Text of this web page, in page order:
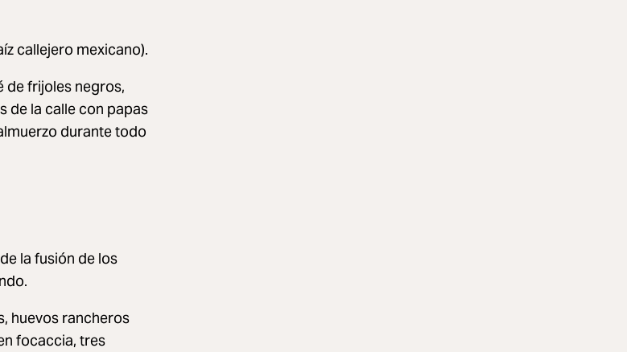
callejero mexicano).
de frijoles negros,
de la calle con papas
durante todo
la fusión de los
huevos rancheros
focaccia, tres